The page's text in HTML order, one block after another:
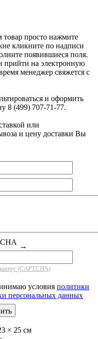
просто нажмите
кликните по надписи
появившиеся поля.
прийти на электронную
менеджер свяжется с
и оформить
8 (499) 707-71-77.
или
и цену доставки Вы
→
(CAPTCHA)
условия политики
персональных данных
× 25 см